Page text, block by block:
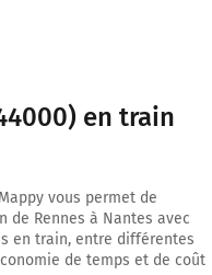
en train
vous permet de
Rennes à Nantes avec
en train, entre différentes
de temps et de coût